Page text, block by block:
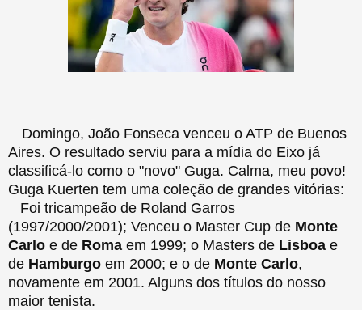
Domingo, João Fonseca venceu o ATP de Buenos
Aires. O resultado serviu para a mídia do Eixo já
classificá-lo como o "novo" Guga. Calma, meu povo!
Guga Kuerten tem uma coleção de grandes vitórias:
Foi tricampeão de Roland Garros
(1997/2000/2001); Venceu o Master Cup de Monte
Carlo e de Roma em 1999; o Masters de Lisboa e
de Hamburgo em 2000; e o de Monte Carlo,
novamente em 2001. Alguns dos títulos do nosso
maior tenista.